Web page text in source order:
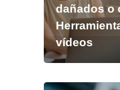
dañados o
vídeos